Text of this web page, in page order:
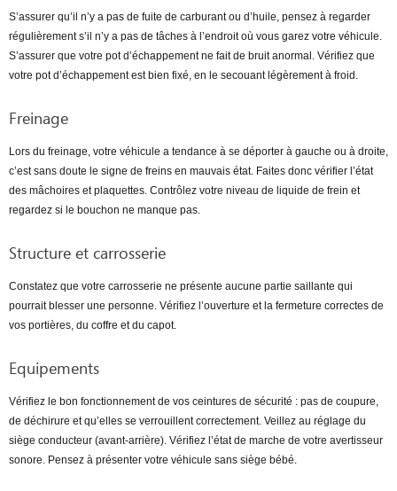
S’assurer qu’il n’y a pas de fuite de carburant ou d’huile, pensez à regarder
régulièrement s’il n’y a pas de tâches à l’endroit où vous garez votre véhicule.
S’assurer que votre pot d’échappement ne fait de bruit anormal. Vérifiez que
votre pot d’échappement est bien fixé, en le secouant légèrement à froid.
Freinage
Lors du freinage, votre véhicule a tendance à se déporter à gauche ou à droite,
c’est sans doute le signe de freins en mauvais état. Faites donc vérifier l’état
des mâchoires et plaquettes. Contrôlez votre niveau de liquide de frein et
regardez si le bouchon ne manque pas.
Structure et carrosserie
Constatez que votre carrosserie ne présente aucune partie saillante qui
pourrait blesser une personne. Vérifiez l’ouverture et la fermeture correctes de
vos portières, du coffre et du capot.
Equipements
Vérifiez le bon fonctionnement de vos ceintures de sécurité : pas de coupure,
de déchirure et qu’elles se verrouillent correctement. Veillez au réglage du
siège conducteur (avant-arrière). Vérifiez l’état de marche de votre avertisseur
sonore. Pensez à présenter votre véhicule sans siège bébé.